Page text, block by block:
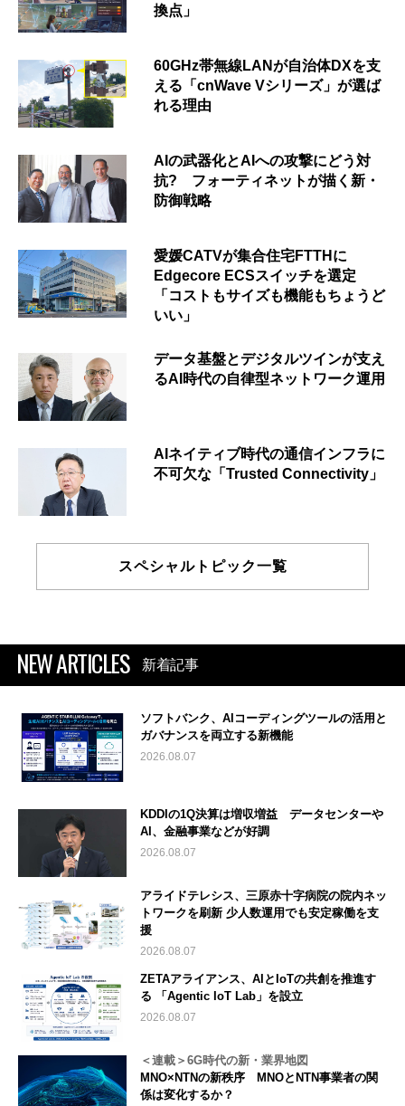
換点」
60GHz帯無線LANが自治体DXを支
える「cnWave Vシリーズ」が選ば
れる理由
AIの武器化とAIへの攻撃にどう対
抗? フォーティネットが描く新・
防御戦略
愛媛CATVが集合住宅FTTHに
Edgecore ECSスイッチを選定
「コストもサイズも機能もちょうど
いい」
データ基盤とデジタルツインが支え
るAI時代の自律型ネットワーク運用
AIネイティブ時代の通信インフラに
不可欠な「Trusted Connectivity」
スペシャルトピック一覧
NEW ARTICLES 新着記事
ソフトバンク、AIコーディングツールの活用と
ガバナンスを両立する新機能
2026.08.07
KDDIの1Q決算は増収増益 データセンターや
AI、金融事業などが好調
2026.08.07
アライドテレシス、三原赤十字病院の院内ネッ
トワークを刷新 少人数運用でも安定稼働を支
援
2026.08.07
ZETAアライアンス、AIとIoTの共創を推進す
る 「Agentic IoT Lab」を設立
2026.08.07
＜連載＞6G時代の新・業界地図
MNO×NTNの新秩序 MNOとNTN事業者の関
係は変化するか？